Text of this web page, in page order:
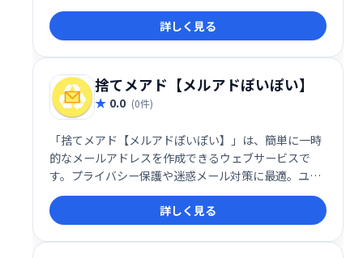
詳しく見る
捨てメアド【メルアドぽいぽい】
0.0 (0件)
「捨てメアド【メルアドぽいぽい】」は、簡単に一時
的なメールアドレスを作成できるウェブサービスで
す。プライバシー保護や迷惑メール対策に最適。ユー
ザー登録不要で、一定期間後に自動削除されるため、
手軽に利用できます。サービス利用による個人情報の
提供は一切ありません。安心して、様々な場面でご活
用ください。
詳しく見る